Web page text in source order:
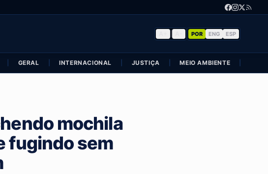
POR ENG ESP
GERAL INTERNACIONAL JUSTIÇA MEIO AMBIENTE
mochila
fugindo sem